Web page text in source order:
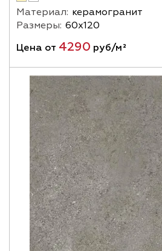
Материал: керамогранит
Размеры: 60х120
Цена от 4290 руб/м²